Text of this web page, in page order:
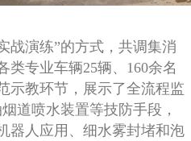
战演练”的方式，共调集消
类专业车辆25辆、160余名
示教环节，展示了全流程监
道喷水装置等技防手段，
器人应用、细水雾封堵和泡